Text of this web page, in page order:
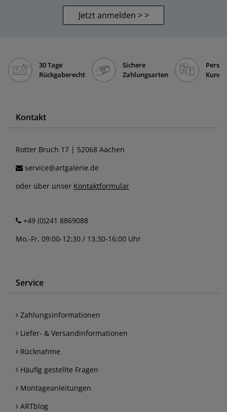
Jetzt anmelden > >
30 Tage
Rückgaberecht
Sichere
Zahlungsarten
Kontakt
Rotter Bruch 17 | 52068 Aachen
service@artgalerie.de
oder über unser Kontaktformular
+49 (0)241 8869088
Mo.-Fr. 09:00-12:30 / 13:30-16:00 Uhr
Service
Zahlungsinformationen
Liefer- & Versandinformationen
Rücknahme
Häufig gestellte Fragen
Montageanleitungen
ARTblog